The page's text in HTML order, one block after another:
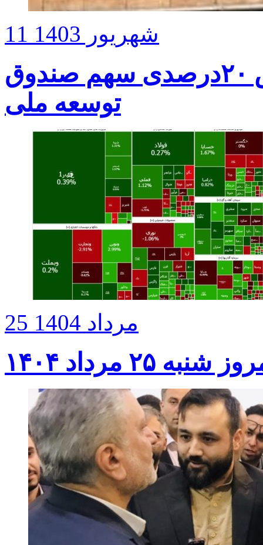
11 شهریور 1403
موافقت رهبر انقلاب با کاهش ۲۰درصدی سهم صندوق
توسعه ملی
25 مرداد 1404
۲۵ مرداد ۱۴۰۴